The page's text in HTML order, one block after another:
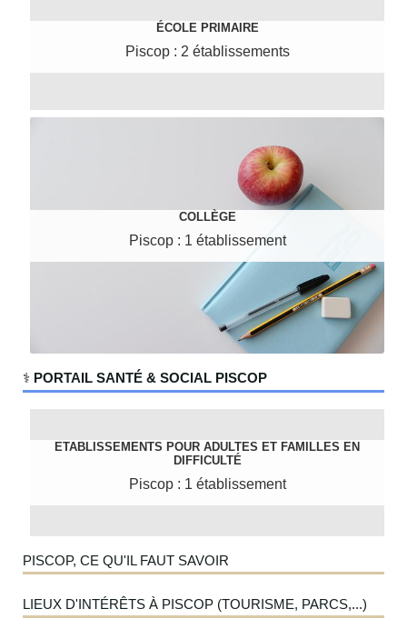
ÉCOLE PRIMAIRE
Piscop : 2 établissements
COLLÈGE
Piscop : 1 établissement
‍⚕️ PORTAIL SANTÉ & SOCIAL PISCOP
ETABLISSEMENTS POUR ADULTES ET FAMILLES EN
DIFFICULTÉ
Piscop : 1 établissement
PISCOP, CE QU'IL FAUT SAVOIR
LIEUX D'INTÉRÊTS À PISCOP (TOURISME, PARCS,...)